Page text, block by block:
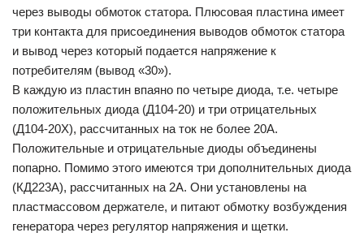
через выводы обмоток статора. Плюсовая пластина имеет
три контакта для присоединения выводов обмоток статора
и вывод через который подается напряжение к
потребителям (вывод «30»).
В каждую из пластин впаяно по четыре диода, т.е. четыре
положительных диода (Д104-20) и три отрицательных
(Д104-20Х), рассчитанных на ток не более 20А.
Положительные и отрицательные диоды объединены
попарно. Помимо этого имеются три дополнительных диода
(КД223А), рассчитанных на 2А. Они установлены на
пластмассовом держателе, и питают обмотку возбуждения
генератора через регулятор напряжения и щетки.